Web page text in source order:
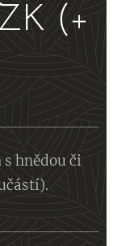
(+
hnědou či